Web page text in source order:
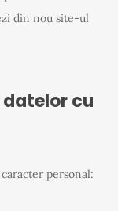
din nou site-ul
cu
personal: